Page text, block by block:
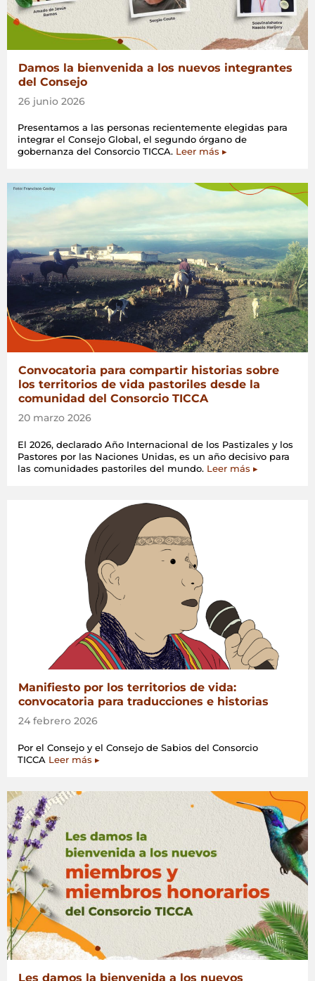
Damos la bienvenida a los nuevos integrantes
del Consejo
26 junio 2026
Presentamos a las personas recientemente elegidas para
integrar el Consejo Global, el segundo órgano de
gobernanza del Consorcio TICCA. Leer más ▸
Convocatoria para compartir historias sobre
los territorios de vida pastoriles desde la
comunidad del Consorcio TICCA
20 marzo 2026
El 2026, declarado Año Internacional de los Pastizales y los
Pastores por las Naciones Unidas, es un año decisivo para
las comunidades pastoriles del mundo. Leer más ▸
Manifiesto por los territorios de vida:
convocatoria para traducciones e historias
24 febrero 2026
Por el Consejo y el Consejo de Sabios del Consorcio
TICCA Leer más ▸
Les damos la bienvenida a los nuevos